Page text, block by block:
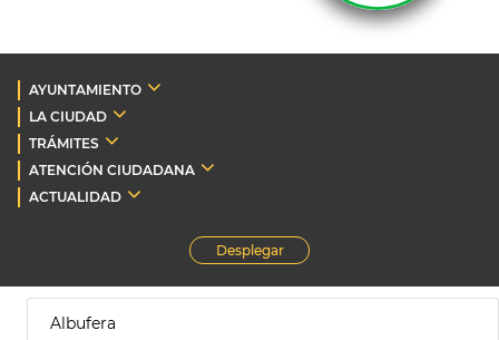
AYUNTAMIENTO
LA CIUDAD
TRÁMITES
ATENCIÓN CIUDADANA
ACTUALIDAD
Desplegar
Albufera